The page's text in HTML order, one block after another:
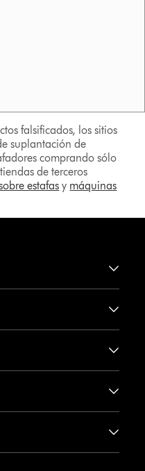
falsificados, los sitios
suplantación de
comprando sólo
de terceros
estafas y máquinas